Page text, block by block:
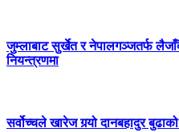
जुम्लाबाट सुर्खेत र नेपालगञ्जतर्फ
नियन्त्रणमा
सर्वोच्चले खारेज गर्‍यो दानबहादुर